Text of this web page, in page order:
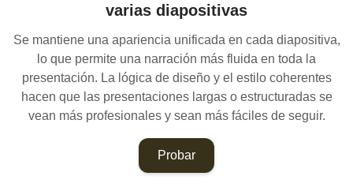
varias diapositivas
Se mantiene una apariencia unificada en cada diapositiva,
lo que permite una narración más fluida en toda la
presentación. La lógica de diseño y el estilo coherentes
hacen que las presentaciones largas o estructuradas se
vean más profesionales y sean más fáciles de seguir.
Probar